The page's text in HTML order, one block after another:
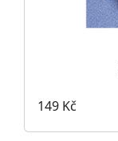
149 Kč